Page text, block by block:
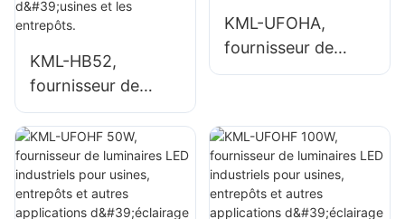
entrepôts.
KML-HB52,
fournisseur de
luminaires LED
industriels de
grande hauteur de
100 W pour
espaces intérieurs
KML-UFOHA,
fournisseur de
luminaires LED
W pour espaces
intérieurs tels que
bâtiments d'usines
et entrepôts.